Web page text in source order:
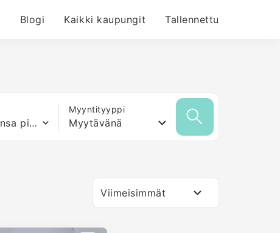
Blogi Kaikki kaupungit Tallennettu
Mikä tahansa pinta-ala
Myyntityyppi
Myytävänä
Viimeisimmät